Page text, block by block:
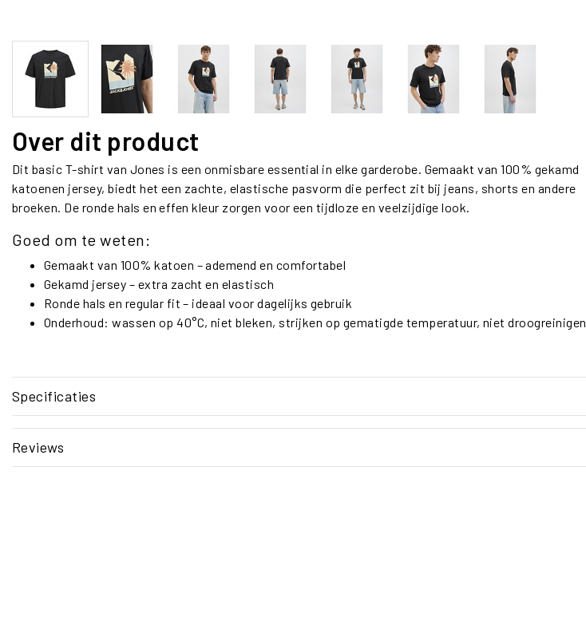
Over dit product
Dit basic T-shirt van Jones is een onmisbare essential in elke garderobe. Gemaakt van 100% gekamd
katoenen jersey, biedt het een zachte, elastische pasvorm die perfect zit bij jeans, shorts en andere
broeken. De ronde hals en effen kleur zorgen voor een tijdloze en veelzijdige look.
Goed om te weten:
Gemaakt van 100% katoen – ademend en comfortabel
Gekamd jersey – extra zacht en elastisch
Ronde hals en regular fit – ideaal voor dagelijks gebruik
Onderhoud: wassen op 40°C, niet bleken, strijken op gematigde temperatuur, niet droogreinigen
Specificaties
Reviews